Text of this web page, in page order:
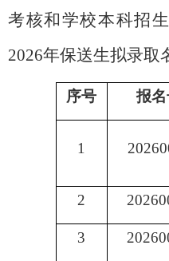
考核和学校本科招
2026年保送生拟录取
序号 报
1
2
3